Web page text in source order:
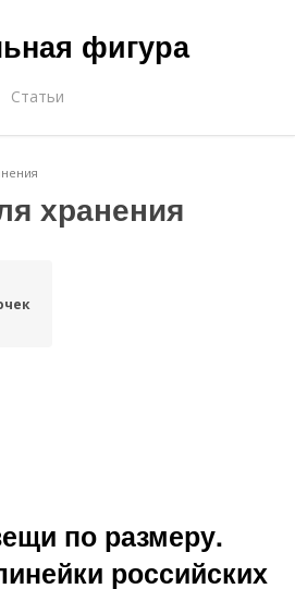
фигура
Статьи
хранения
по размеру.
российских